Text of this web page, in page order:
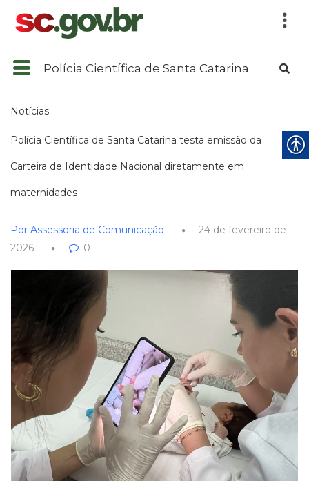
Polícia Científica de Santa Catarina
Notícias
Polícia Científica de Santa Catarina testa emissão da
Carteira de Identidade Nacional diretamente em
maternidades
Por Assessoria de Comunicação
24 de fevereiro de
2026
0